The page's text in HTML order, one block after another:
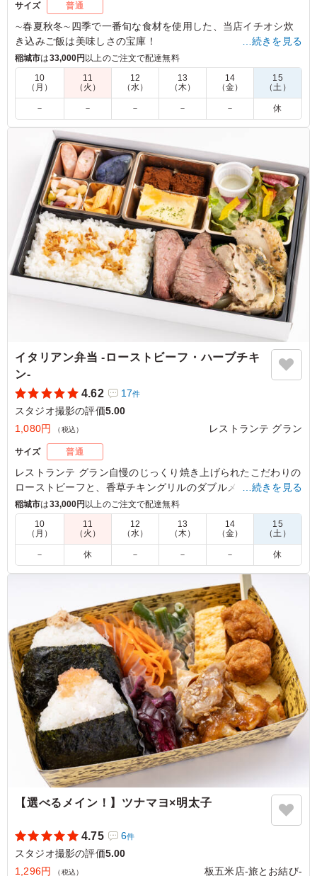
サイズ 普通
∼春夏秋冬∼四季で一番旬な食材を使用した、当店イチオシ炊
き込みご飯は美味しさの宝庫！
サバ半身丸々を燻製にした燻製鯖は香ばしさ・うま味が格段に
美味しく仕上がってます。
季節食材の炊き込みご飯は風味が良く柔らかいお米で、大
ぶりの燻製鯖も香ばしく食べ応えがありました。彩りやバ
ランスも良く、最後まで飽きずに美味しくいただけるお弁
当でした。
ご利用シーン： ロケ・撮影›スタジオ撮影
東京都渋谷区猿楽町2026/07/15
…続きを見る
稲城市は33,000円 以上のご注文で配達無料
10
（月）
11
（火）
12
（水）
13
（木）
14
（金）
15
（土）
－ － － － － 休
イタリアン弁当 -ローストビーフ・ハーブチキ
ン‐
4.62
17件
スタジオ撮影の評価5.00
1,080円
（税込） レストランテ グラン
サイズ 普通
レストランテ グラン自慢のじっくり焼き上げられたこだわりの
ローストビーフと、香草チキングリルのダブルメイン。厳選さ
れた12種類の副菜も魅力のお弁当です。
5.0
自家製ローストビーフと香り豊かな若鶏のハーブ焼きの組
み合わせは豪華で、女性陣に大人気でした。 彩り豊かな
副菜とともに目でも楽しめるお弁当でした。 全体的に上
品な味付けで美味しかったのですが、ローストビーフの味
付けがもう少しはっきりしていると、さらにお肉の満足感
が上がり嬉しいです。
ご利用シーン：ロケ・撮影›スタジオ撮影
東京都渋谷区恵比寿2026/07/27
…続きを見る
稲城市は33,000円以上のご注文で配達無料
10
（月）
11
（火）
12
（水）
13
（木）
14
（金）
15
（土）
－ 休 － － － 休
【選べるメイン！】ツナマヨ×明太子
4.75 6件
スタジオ撮影の評価5.00
1,296円
（税込） 板五米店-旅とお結び-